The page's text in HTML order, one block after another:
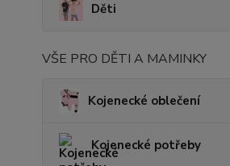
Děti
VŠE PRO DĚTI A MAMINKY
Kojenecké oblečení
Kojenecké potřeby